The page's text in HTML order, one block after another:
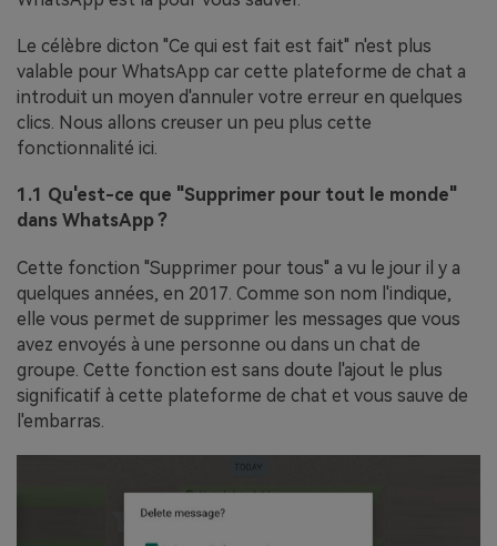
Le célèbre dicton "Ce qui est fait est fait" n'est plus
valable pour WhatsApp car cette plateforme de chat a
introduit un moyen d'annuler votre erreur en quelques
clics. Nous allons creuser un peu plus cette
fonctionnalité ici.
1.1 Qu'est-ce que "Supprimer pour tout le monde"
dans WhatsApp ?
Cette fonction "Supprimer pour tous" a vu le jour il y a
quelques années, en 2017. Comme son nom l'indique,
elle vous permet de supprimer les messages que vous
avez envoyés à une personne ou dans un chat de
groupe. Cette fonction est sans doute l'ajout le plus
significatif à cette plateforme de chat et vous sauve de
l'embarras.